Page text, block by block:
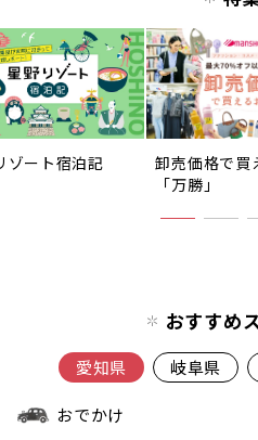
ゾート宿泊記
卸売価格で買
「万勝」
おすすめ
愛知県 岐阜県
おでかけ